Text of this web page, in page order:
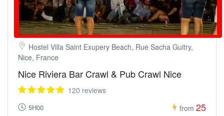
Hostel Villa Saint Exupery Beach, Rue Sacha Guitry,
Nice, France
Nice Riviera Bar Crawl & Pub Crawl Nice
120 reviews
5H00 from 25